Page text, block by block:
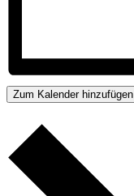
Zum Kalender hinzufügen